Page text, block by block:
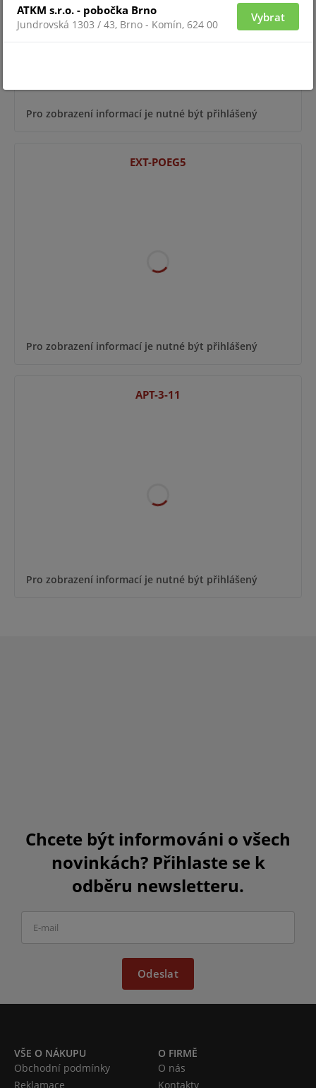
Pro zobrazení informací je nutné být přihlášený
EXT-POEG5
Pro zobrazení informací je nutné být přihlášený
APT-3-11
Pro zobrazení informací je nutné být přihlášený
Chcete být informováni o všech
novinkách? Přihlaste se k
odběru newsletteru.
Odeslat
VŠE O NÁKUPU
Obchodní podmínky
Reklamace
O FIRMĚ
O nás
Kontakty
ATKM s.r.o. - pobočka Brno
Jundrovská 1303 / 43, Brno - Komín, 624 00
Vybrat